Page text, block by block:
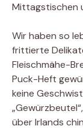
Mittagstischen
Wir haben so
frittierte
Fleischmähe-
Puck-Heft
keine
über Irlands